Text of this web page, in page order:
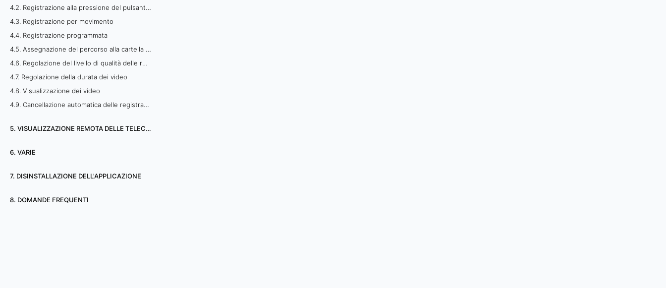
4.2. Registrazione alla pressione del pulsante dell'utente
4.3. Registrazione per movimento
4.4. Registrazione programmata
4.5. Assegnazione del percorso alla cartella di archiviazione video
4.6. Regolazione del livello di qualità delle registrazioni video
4.7. Regolazione della durata dei video
4.8. Visualizzazione dei video
4.9. Cancellazione automatica delle registrazioni obsolete
5. VISUALIZZAZIONE REMOTA DELLE TELECAMERE
6. VARIE
7. DISINSTALLAZIONE DELL'APPLICAZIONE
8. DOMANDE FREQUENTI